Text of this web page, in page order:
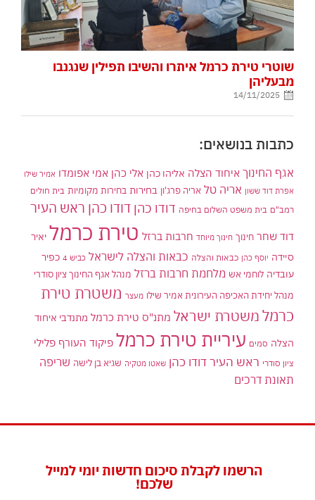
שוטרי טירת כרמל איתרו והשיבו תפילין שנגנבו
מבעליהן
14/11/2025
כתבות בנושאים:
אגף החינוך איחוד הצלה אליהו כהן אלי כהן אמי אפומדו אמיר שילו
אפרת דוד ששון אריה טל אריה פרג'ון בחירות בחירות מקומיות בית חולים
רמב"ם בית משפט השלום בחיפה דודו כהן דודו כהן ראש העיר
דוד שחר חינוך חינוך מיוחד חרבות ברזל טירת כרמל יאיר
סיידה יוסף כהן כבאות והצלה כבאות והצלה לישראל כביש 4
כפיר
עובדיה לוחמי אש מלחמת חרבות ברזל מנהל אגף החינוך ציון סודרי
מנהל יחידת האכיפה העירונית אמיר שילו מעצר משטרת טירת
כרמלמשטרת ישראל מתנ"ס טירת כרמל מתנדבי איחוד
הצלה סמים עיריית טירת כרמל פיקוד העורף פלילי
ציון סודרי ראש העיר דודו כהן שאטו מטקיה שגיא בן לישה שריפה
תאונת דרכים
הרשמו לקבלת סיכום חדשות יומי למייל
שלכם!